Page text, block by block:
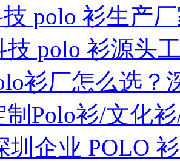
polo 衫生产
技 polo 衫源头
衫厂怎么选？
制Polo衫/文化
圳企业 POLO